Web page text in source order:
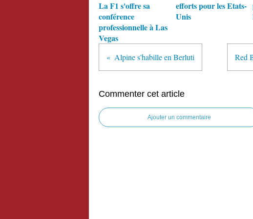
La F1 s'offre sa
conférence
professionnelle à Las
Vegas
efforts pour les Etats-
Unis
Alpine s'habille en Berluti Red
Commenter cet article
Ajouter un commentaire